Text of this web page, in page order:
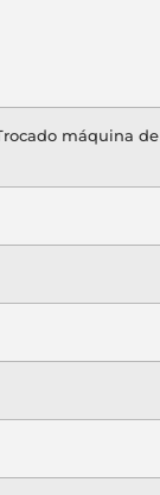
máquina de